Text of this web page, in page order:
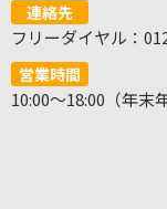
連絡先
フリーダイヤル：
営業時間
10:00～18:00（年末